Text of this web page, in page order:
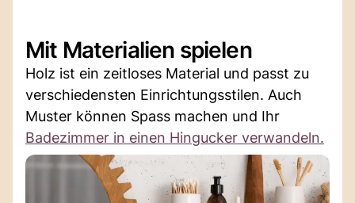
Mit Materialien spielen
Holz ist ein zeitloses Material und passt zu
verschiedensten Einrichtungsstilen. Auch
Muster können Spass machen und Ihr
Badezimmer in einen Hingucker verwandeln.